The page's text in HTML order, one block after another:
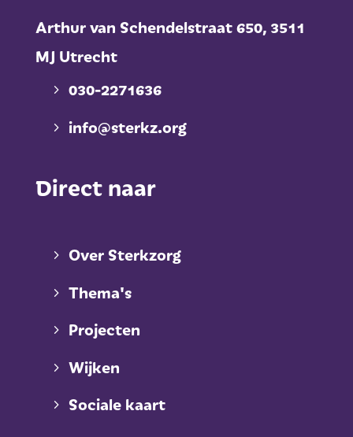
Arthur van Schendelstraat 650, 3511
MJ Utrecht
030-2271636
info@sterkz.org
Direct naar
Over Sterkzorg
Thema's
Projecten
Wijken
Sociale kaart